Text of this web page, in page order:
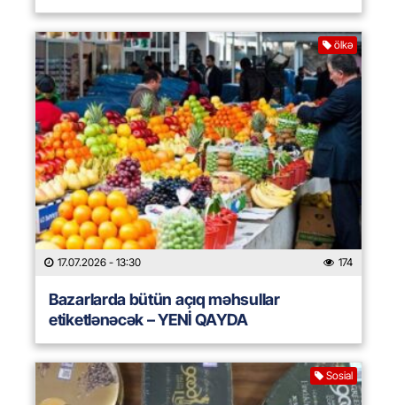
ölkə
17.07.2026 - 13:30 174
Bazarlarda bütün açıq məhsullar
etiketlənəcək – YENİ QAYDA
Sosial